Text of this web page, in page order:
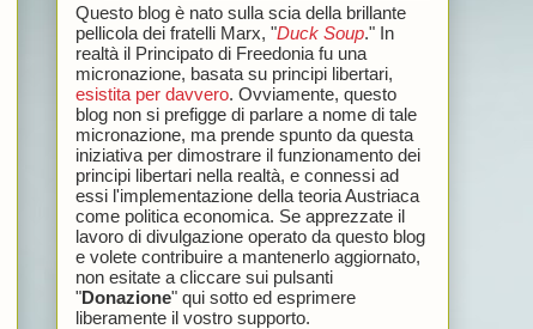
Questo blog è nato sulla scia della brillante
pellicola dei fratelli Marx, "Duck Soup." In
realtà il Principato di Freedonia fu una
micronazione, basata su principi libertari,
esistita per davvero. Ovviamente, questo
blog non si prefigge di parlare a nome di tale
micronazione, ma prende spunto da questa
iniziativa per dimostrare il funzionamento dei
principi libertari nella realtà, e connessi ad
essi l'implementazione della teoria Austriaca
come politica economica. Se apprezzate il
lavoro di divulgazione operato da questo blog
e volete contribuire a mantenerlo aggiornato,
non esitate a cliccare sui pulsanti
"Donazione" qui sotto ed esprimere
liberamente il vostro supporto.